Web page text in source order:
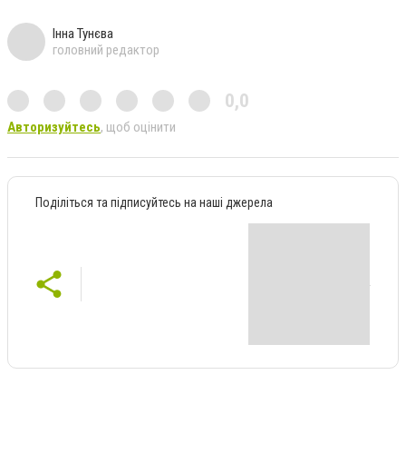
Інна Тунєва
головний редактор
0,0
Авторизуйтесь, щоб оцінити
Поділіться та підписуйтесь на наші джерела